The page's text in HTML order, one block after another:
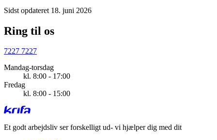
Sidst opdateret 18. juni 2026
Ring til os
7227 7227
Mandag-torsdag
kl. 8:00 - 17:00
Fredag
kl. 8:00 - 15:00
Et godt arbejdsliv ser forskelligt ud- vi hjælper dig med dit